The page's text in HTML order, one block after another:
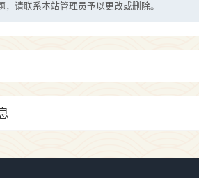
，请联系本站管理员予以更改或删除。